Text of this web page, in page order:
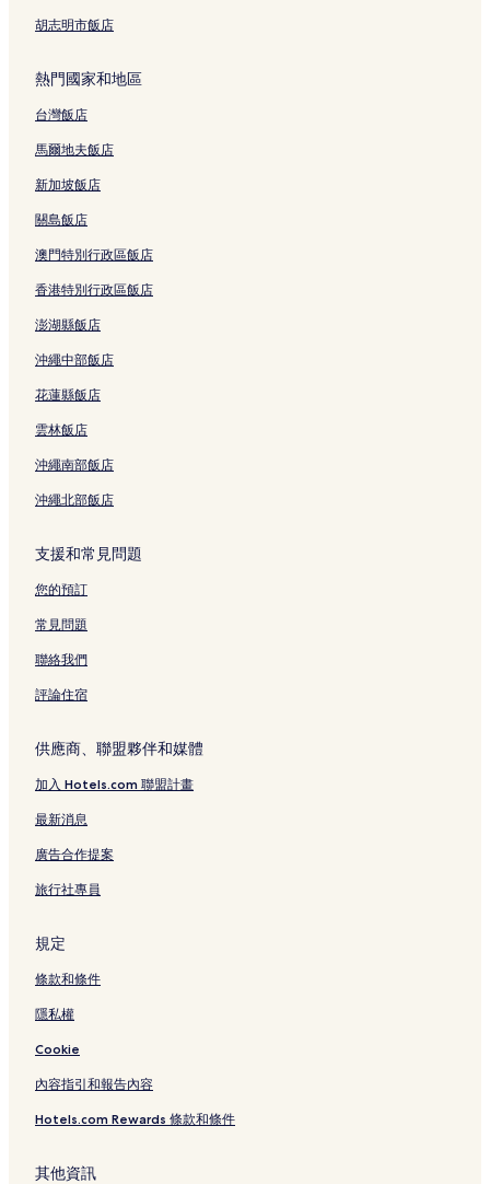
胡志明市飯店
熱門國家和地區
台灣飯店
馬爾地夫飯店
新加坡飯店
關島飯店
澳門特別行政區飯店
香港特別行政區飯店
澎湖縣飯店
沖繩中部飯店
花蓮縣飯店
雲林飯店
沖繩南部飯店
沖繩北部飯店
支援和常見問題
您的預訂
常見問題
聯絡我們
評論住宿
供應商、聯盟夥伴和媒體
加入 Hotels.com 聯盟計畫
最新消息
廣告合作提案
旅行社專員
規定
條款和條件
隱私權
Cookie
內容指引和報告內容
Hotels.com Rewards 條款和條件
其他資訊